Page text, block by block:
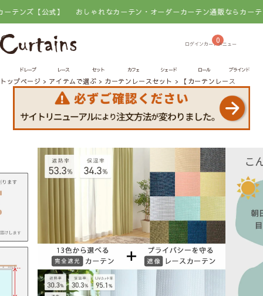
【公式】 おしゃれなカーテン・オーダーカーテン通販ならカーテンズ【
0
ドレープ レース セット カフェ シェード ロール ブラインド
トップページ アイテムで選ぶ カーテンレースセット 【カーテンレースセット